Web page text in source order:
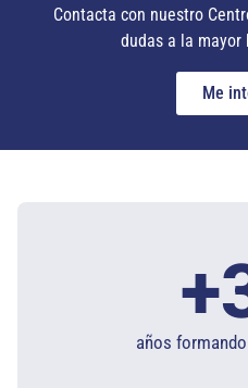
Contacta con nuestro
dudas a la mayor
Me
años
+